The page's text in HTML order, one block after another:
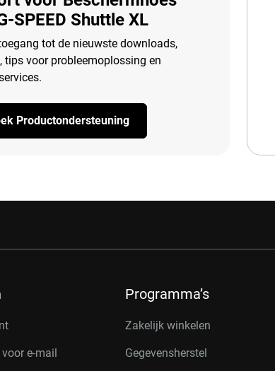
SPEED Shuttle XL
tot de nieuwste downloads,
tips voor probleemoplossing en
Productondersteuning
e-mail
Programma’s
Zakelijk winkelen
Gegevensherstel